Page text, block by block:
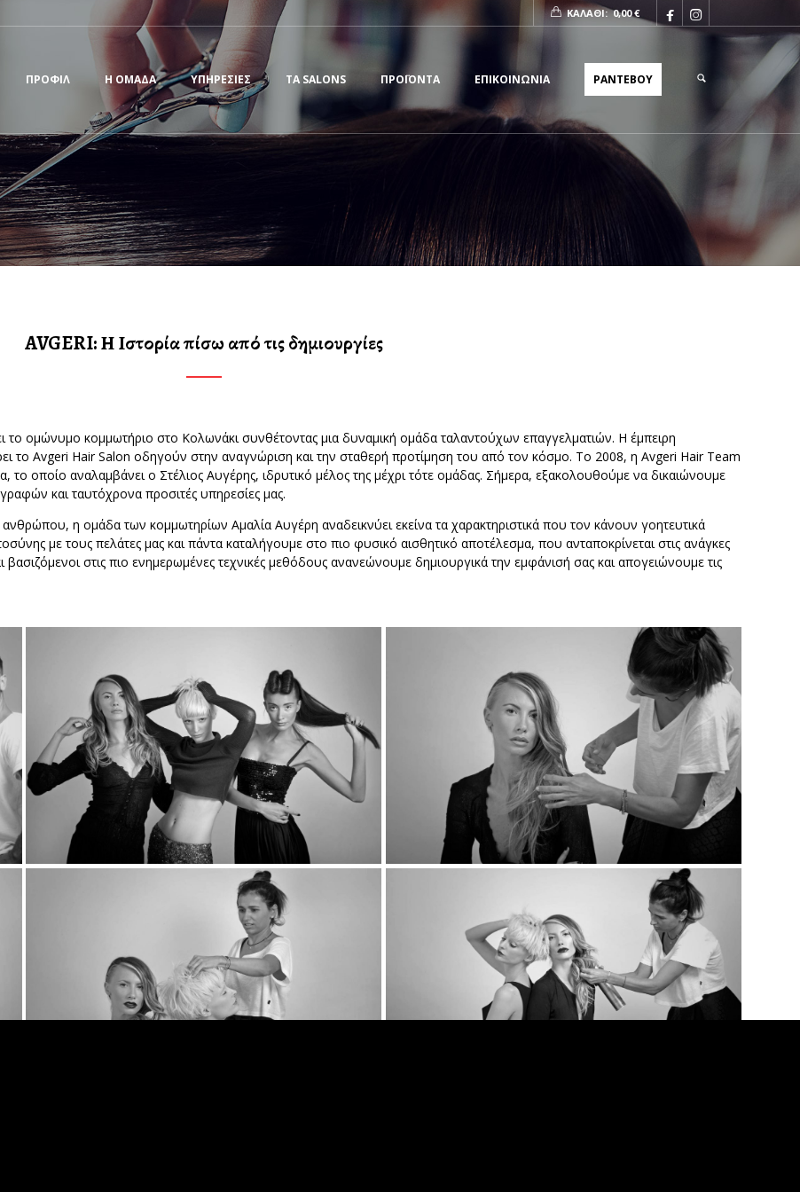
ΚΑΛΑΘΙ:0,00€  
ΠΡΟΦΙΛ Η ΟΜΑΔΑ ΥΠΗΡΕΣΙΕΣ ΤΑ SALONS ΠΡΟΪΟΝΤΑ ΕΠΙΚΟΙΝΩΝΙΑ ΡΑΝΤΕΒΟΥ
AVGERI: Η Ιστορία πίσω από τις δημιουργίες
το ομώνυμο κομμωτήριο στο Κολωνάκι συνθέτοντας μια δυναμική ομάδα ταλαντούχων επαγγελματιών. Η έμπειρη
το Avgeri Hair Salon οδηγούν στην αναγνώριση και την σταθερή προτίμηση του από τον κόσμο. Το 2008, η Avgeri Hair Team
οποίο αναλαμβάνει ο Στέλιος Αυγέρης, ιδρυτικό μέλος της μέχρι τότε ομάδας. Σήμερα, εξακολουθούμε να δικαιώνουμε
και ταυτόχρονα προσιτές υπηρεσίες μας.
η ομάδα των κομμωτηρίων Αμαλία Αυγέρη αναδεικνύει εκείνα τα χαρακτηριστικά που τον κάνουν γοητευτικά
με τους πελάτες μας και πάντα καταλήγουμε στο πιο φυσικό αισθητικό αποτέλεσμα, που ανταποκρίνεται στις ανάγκες
βασιζόμενοι στις πιο ενημερωμένες τεχνικές μεθόδους ανανεώνουμε δημιουργικά την εμφάνισή σας και απογειώνουμε τις